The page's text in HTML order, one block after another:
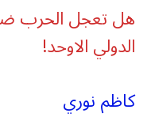
هل تعجل الحرب
الدولي الاوحد!
كاظم نوري